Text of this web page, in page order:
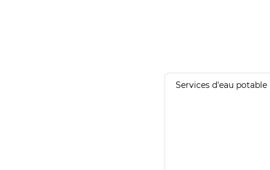
Services d'eau potable